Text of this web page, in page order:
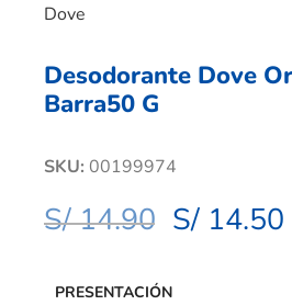
Dove
Desodorante Dove
Barra50 G
SKU: 00199974
S/14.90 S/ 14.50
PRESENTACIÓN